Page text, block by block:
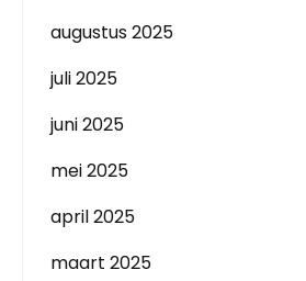
augustus 2025
juli 2025
juni 2025
mei 2025
april 2025
maart 2025